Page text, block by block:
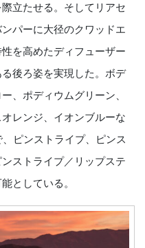
立たせる。そしてリアセ
パーに大径のクワッドエ
を高めたディフューザー
後ろ姿を実現した。ボデ
、ポディウムグリーン、
レンジ、イオンブルーな
ピンストライプ、ピンス
ストライプ／リップステ
としている。